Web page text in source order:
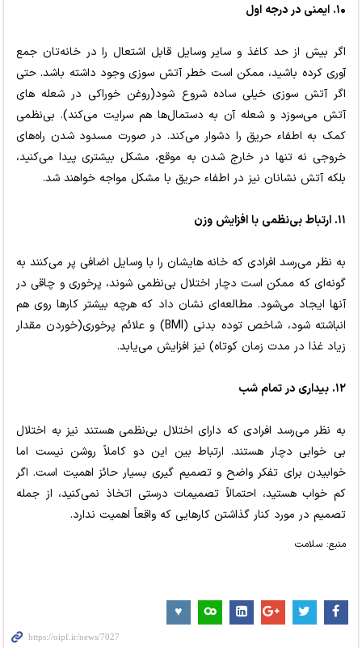
۱۰. ایمنی در درجه اول
اگر بیش از حد کاغذ و سایر وسایل قابل اشتعال را در خانه‌تان جمع
آوری کرده باشید، ممکن است خطر آتش سوزی وجود داشته باشد. حتی
اگر آتش سوزی خیلی ساده شروع شود(روغن خوراکی در شعله های
آتش می‌سوزد و شعله آن به دستمال‌ها هم سرایت می‌کند). بی‌نظمی
کمک به اطفاء حریق را دشوار می‌کند. در صورت مسدود شدن راه‌های
خروجی نه تنها در خارج شدن به موقع، مشکل بیشتری پیدا می‌کنید،
بلکه آتش نشانان نیز در اطفاء حریق با مشکل مواجه خواهند شد.
۱۱. ارتباط بی‌نظمی با افزایش وزن
به نظر می‌رسد افرادی که خانه هایشان را با وسایل اضافی پر می‌کنند به
گونه‌ای که ممکن است دچار اختلال بی‌نظمی شوند، پرخوری و چاقی در
آنها ایجاد می‌شود. مطالعه‌ای نشان داد که هرچه بیشتر کارها روی هم
انباشته شود، شاخص توده بدنی (BMI) و علائم پرخوری(خوردن مقدار
زیاد غذا در مدت زمان کوتاه) نیز افزایش می‌یابد.
۱۲. بیداری در تمام شب
به نظر می‌رسد افرادی که دارای اختلال بی‌نظمی هستند نیز به اختلال
بی خوابی دچار هستند. ارتباط بین این دو کاملاً روشن نیست اما
خوابیدن برای تفکر واضح و تصمیم گیری بسیار حائز اهمیت است. اگر
کم خواب هستید، احتمالاً تصمیمات درستی اتخاذ نمی‌کنید، از جمله
تصمیم در مورد کنار گذاشتن کارهایی که واقعاً اهمیت ندارد.
منبع: سلامت